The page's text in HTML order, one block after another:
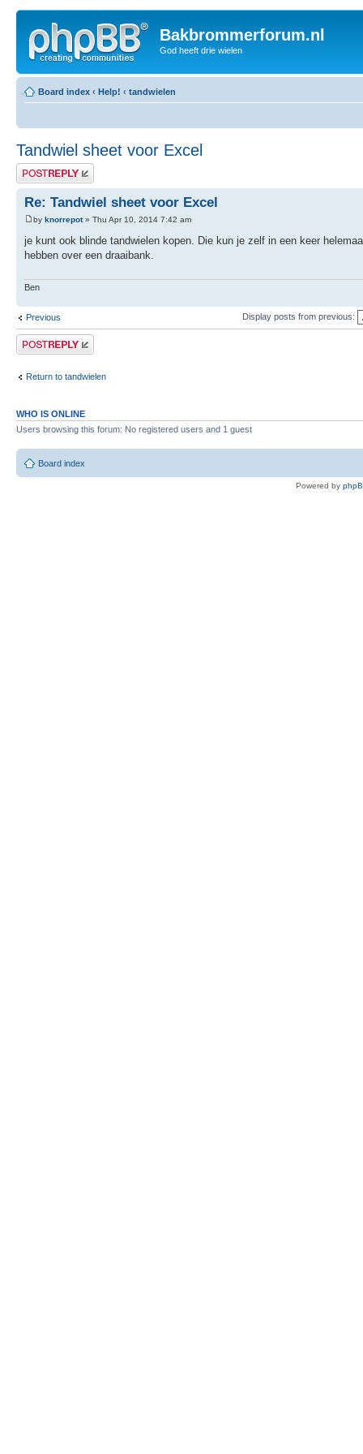
Bakbrommerforum.nl
God heeft drie wielen
Board index ‹ Help! ‹ tandwielen
Tandwiel sheet voor Excel
Post a reply
Re: Tandwiel sheet voor Excel
by knorrepot» Thu Apr 10, 2014 7:42 am
je kunt ook blinde tandwielen kopen. Die kun je zelf in een keer
hebben over een draaibank.
Ben
Previous Display posts from previous:
Post a reply
Return to tandwielen
WHO IS ONLINE
Users browsing this forum: No registered users and 1 guest
Board index
Powered by